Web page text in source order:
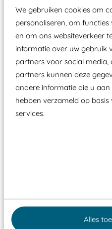
We gebruiken cookies om
personaliseren, om
en om ons websiteverkeer
informatie over uw gebruik
partners voor social media,
partners kunnen deze
andere informatie die u
hebben verzameld op
services.
Alles
moet zijn van een